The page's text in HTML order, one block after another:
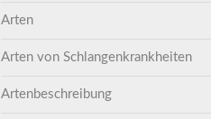
Arten
Arten von Schlangenkrankheiten
Artenbeschreibung